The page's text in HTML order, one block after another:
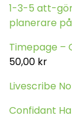
1-3-5 att-
planerare
Timepage –
50,00 kr
Livescribe
Confidant